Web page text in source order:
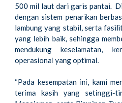
500 mil laut dari garis pantai.
dengan sistem penarikan
lambung yang stabil, serta
yang lebih baik, sehingga
mendukung keselamatan,
operasional yang optimal.
“Pada kesempatan ini, kami
terima kasih yang setinggi-